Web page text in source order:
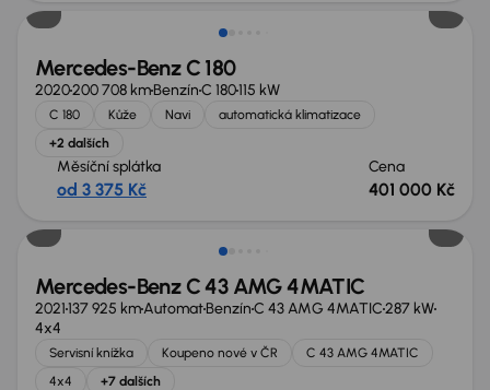
Mercedes-Benz C 180
2020200 708 kmBenzínC 180115 kW
C 180 Kůže Navi
automatická klimatizace
+2 dalších
Měsíční splátka
od 3 375 Kč
Cena
401 000 Kč
Možnost odpočtu DPH
Mercedes-Benz C 43 AMG 4MATIC
2021137 925 kmAutomatBenzínC 43 AMG 4MATIC287 kW
4x4
Servisní knížka Koupeno nové v ČR
C 43 AMG 4MATIC
4x4
+7 dalších